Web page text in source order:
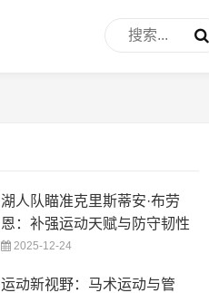
湖人队瞄准克里斯蒂安·布劳
恩：补强运动天赋与防守韧性
2025-12-24
运动新视野：马术运动与管